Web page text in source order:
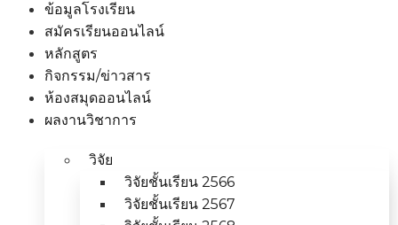
ข้อมูลโรงเรียน
สมัครเรียนออนไลน์
หลักสูตร
กิจกรรม/ข่าวสาร
ห้องสมุดออนไลน์
ผลงานวิชาการ
วิจัย
วิจัยชั้นเรียน 2566
วิจัยชั้นเรียน 2567